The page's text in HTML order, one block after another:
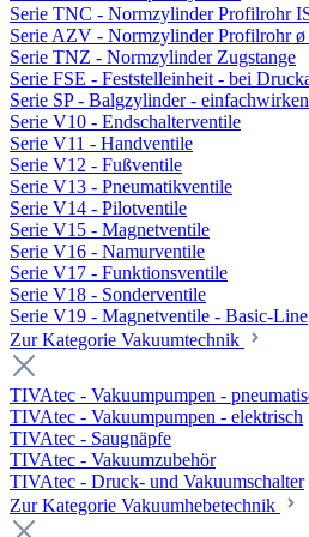
Serie TNC - Normzylinder Profilrohr
Serie AZV - Normzylinder Profilrohr ø
Serie TNZ - Normzylinder Zugstange
Serie FSE - Feststelleinheit - bei
Serie SP - Balgzylinder -
Serie V10 - Endschalterventile
Serie V11 - Handventile
Serie V12 - Fußventile
Serie V13 - Pneumatikventile
Serie V14 - Pilotventile
Serie V15 - Magnetventile
Serie V16 - Namurventile
Serie V17 - Funktionsventile
Serie V18 - Sonderventile
Serie V19 - Magnetventile - Basic-Line
Zur Kategorie Vakuumtechnik
TIVAtec - Vakuumpumpen -
TIVAtec - Vakuumpumpen - elektrisch
TIVAtec - Saugnäpfe
TIVAtec - Vakuumzubehör
TIVAtec - Druck- und Vakuumschalter
Zur Kategorie Vakuumhebetechnik